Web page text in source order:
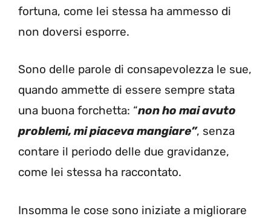
fortuna, come lei stessa ha ammesso di
non doversi esporre.
Sono delle parole di consapevolezza le sue,
quando ammette di essere sempre stata
una buona forchetta: “non ho mai avuto
problemi, mi piaceva mangiare”, senza
contare il periodo delle due gravidanze,
come lei stessa ha raccontato.
Insomma le cose sono iniziate a migliorare